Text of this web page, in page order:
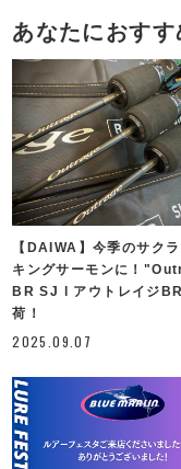
あなたにおすす
【DAIWA】今季のサクラ
キングサーモンに！
BR SJ l アウトレイジ
荷！
2025.09.07